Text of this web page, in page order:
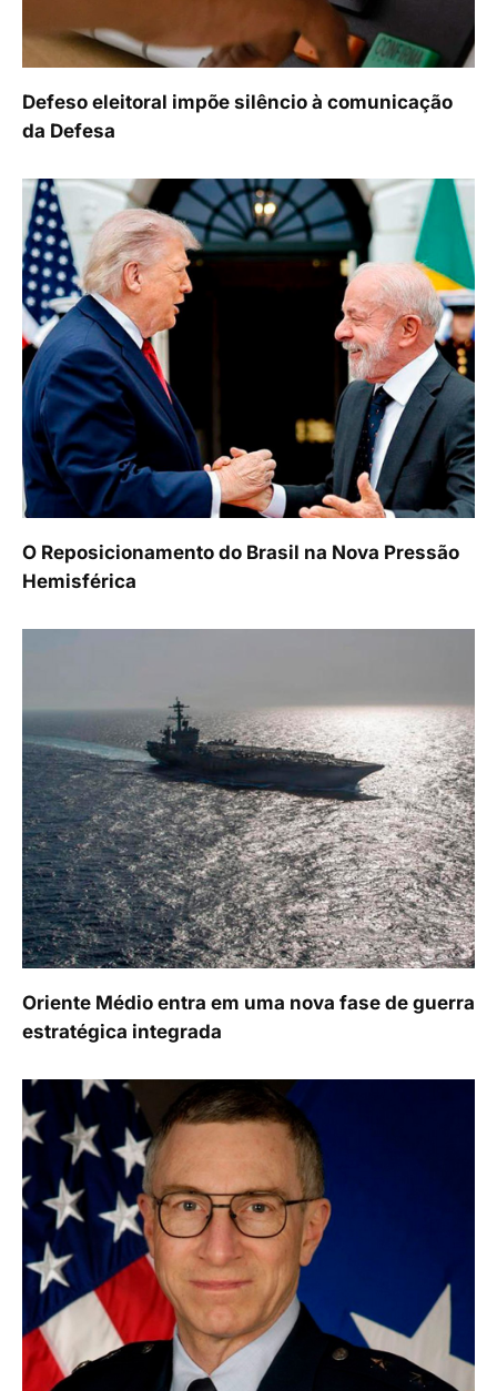
Defeso eleitoral impõe silêncio à comunicação
da Defesa
O Reposicionamento do Brasil na Nova Pressão
Hemisférica
Oriente Médio entra em uma nova fase de guerra
estratégica integrada